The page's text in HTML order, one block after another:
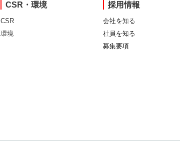
CSR・環境
CSR
環境
採用情報
会社を知る
社員を知る
募集要項